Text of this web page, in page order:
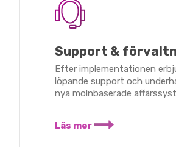
Support &
Efter implementationen
löpande support och
nya molnbaserade
Läs mer